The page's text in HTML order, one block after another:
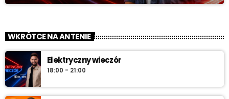
WKRÓTCE NA ANTENIE
Elektryczny wieczór
18:00 - 21:00